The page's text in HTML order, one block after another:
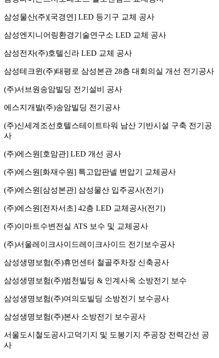
삼성물산(주)[국경연] LED 등기구 교체 공사
삼성엔지니어링환경기술연구소 LED 교체 공사
삼성전자(주)호텔신라 LED 교체 공사
삼성테크윈(주)태평로 삼성본관 28층 대회의실 개선 전기공사
(주)서브원 송암빌딩 전기설비 공사
에스지개발(주)송암빌딩 전기공사
(주)신세계조선호텔스테이트타워 남산 기반시설 구축 전기공
사
(주)에스원 [호암관] LED 개선 공사
(주)에스원 [화재수원] 특고압판넬 변압기 교체공사
(주)에스원 [삼성본관] 삼성물산 입주공사(전기)
(주)에스원 [전자서초] 42층 LED 교체공사(전기)
(주)이마트수변전실 ATS 보수 및 교체공사
(주)서울레이크사이드레이크사이드 전기보수공사
삼성생명보험(주)휴먼센터 철골주차장 신축공사
삼성생명보험(주)범천빌딩 & 인계사옥 소방전기 보수
삼성생명보험(주)여의도빌딩 소방전기 보수공사
삼성생명보험(주)본사 소방전기 보수공사
서울도시철도공사고덕기지 및 도봉기지 주공장 전력간선 공
사